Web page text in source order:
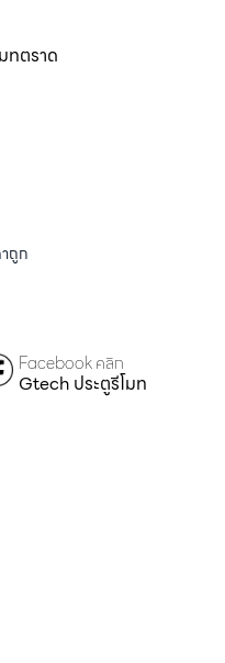
ทตราด
ถูก
Facebook คลิก
Gtech ประตูรีโมท